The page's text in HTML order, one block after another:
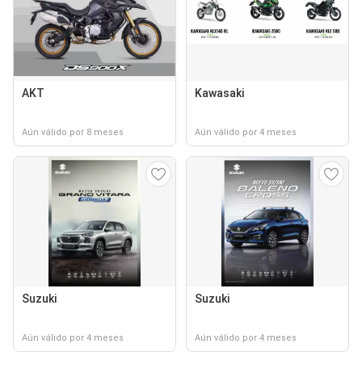
AKT
Aún válido por 8 meses
Kawasaki
Aún válido por 4 meses
Suzuki
Aún válido por 4 meses
Suzuki
Aún válido por 4 meses